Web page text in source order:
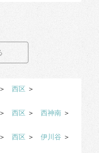
＞ 西区 ＞
＞ 西区 ＞ 西神南 ＞
＞ 西区 ＞ 伊川谷 ＞